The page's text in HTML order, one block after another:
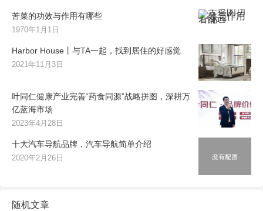
苦菜的功效与作用有哪些
1970年1月1日
Harbor House丨与TA一起，找到居住的好感觉
2021年11月3日
叶同仁健康产业完善“药食同源”战略拼图，深耕万
亿蓝海市场
2023年4月28日
十大汽车导航品牌，汽车导航简单介绍
2020年2月26日
随机文章